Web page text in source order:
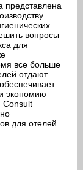
представлена
вопросы
для
все больше
отдают
экономию
Consult
для отелей